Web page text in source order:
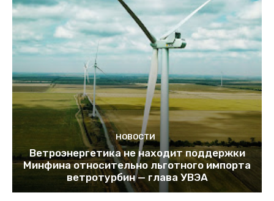
НОВОСТИ
Ветроэнергетика не находит поддержки
Минфина относительно льготного импорта
ветротурбин — глава УВЭА